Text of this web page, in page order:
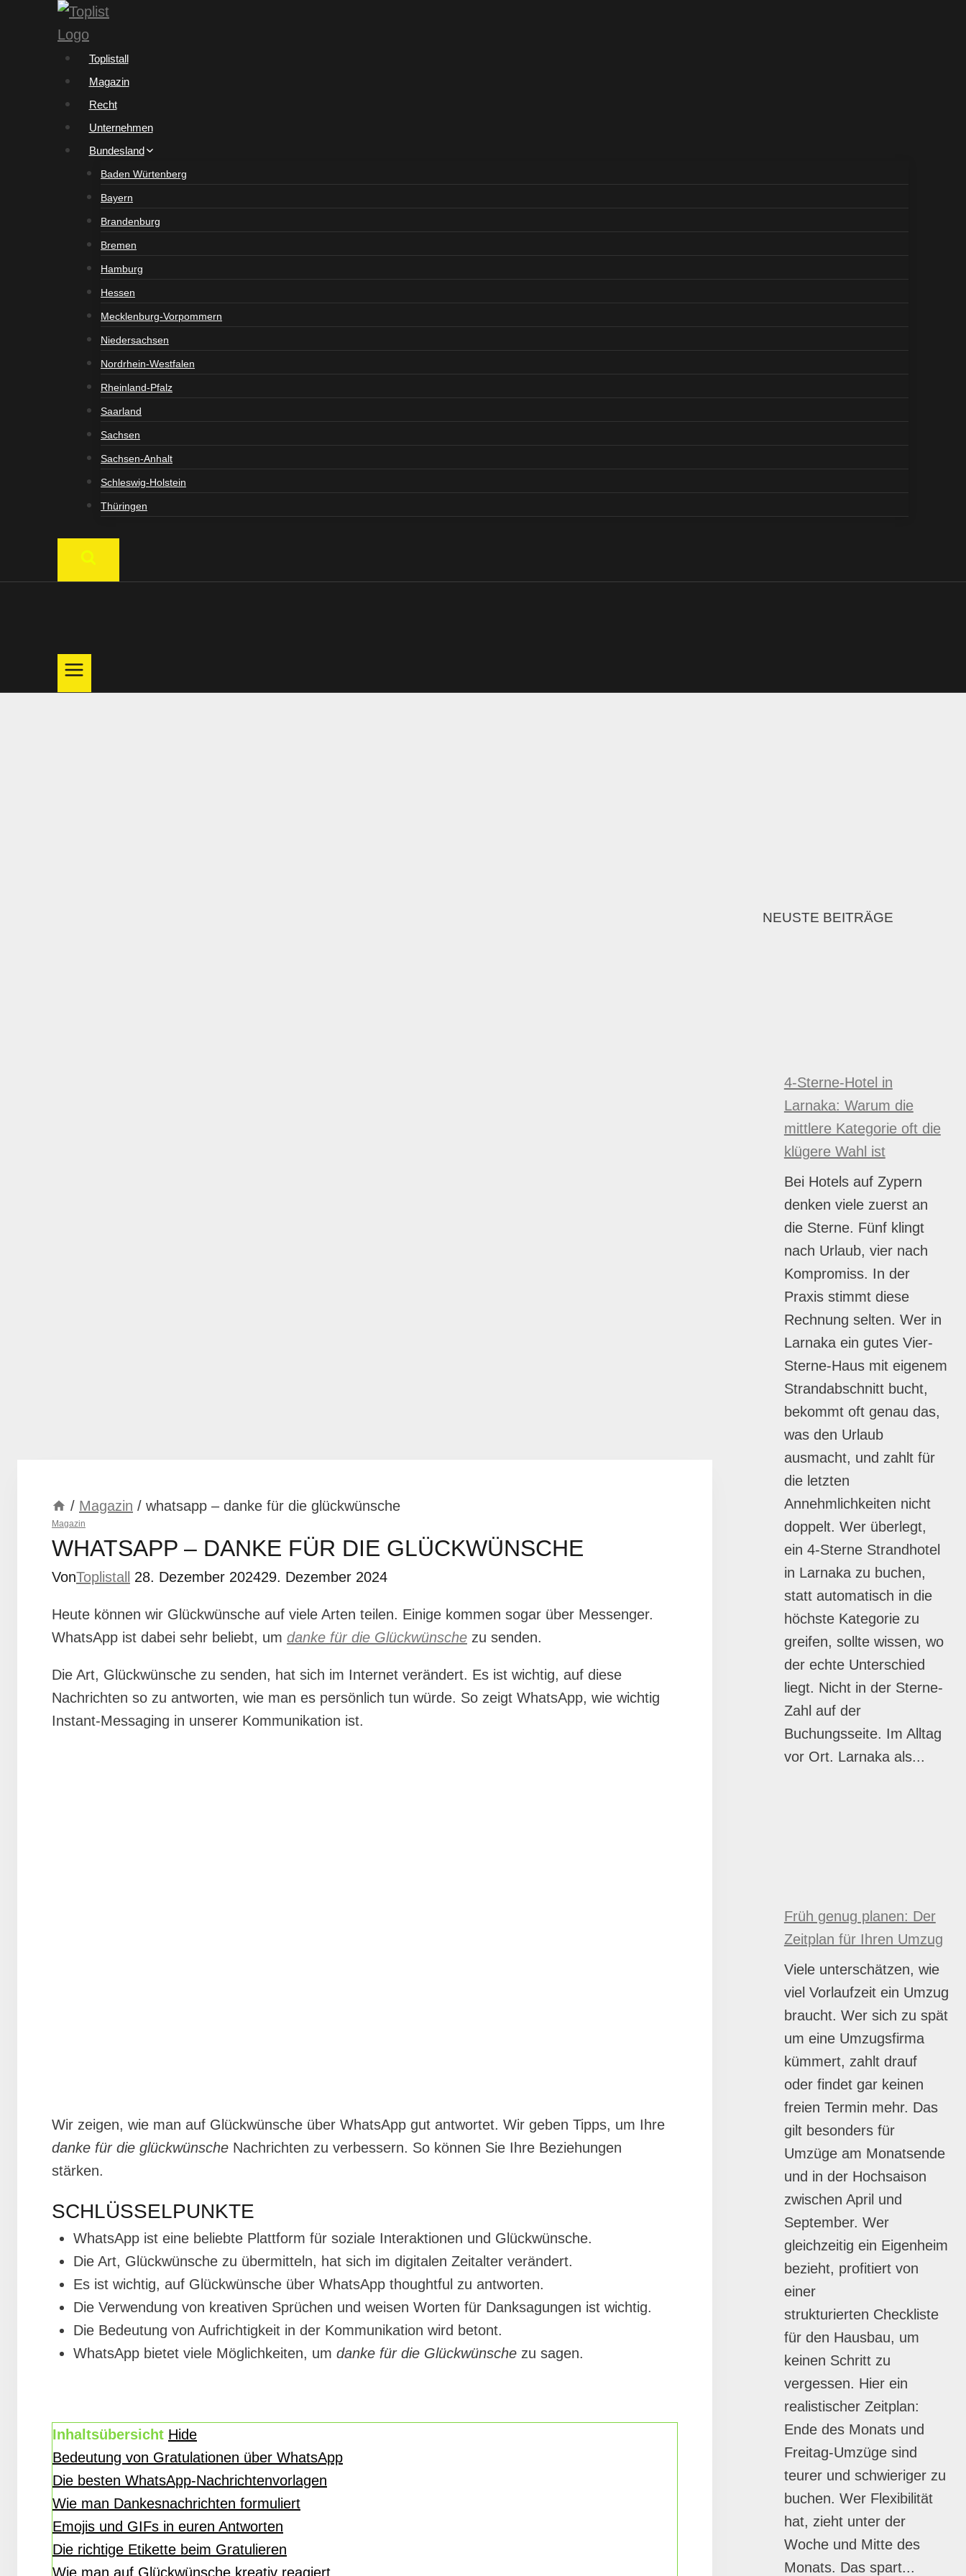
Toplistall
Magazin
Recht
Unternehmen
Bundesland
Baden Würtenberg
Bayern
Brandenburg
Bremen
Hamburg
Hessen
Mecklenburg-Vorpommern
Niedersachsen
Nordrhein-Westfalen
Rheinland-Pfalz
Saarland
Sachsen
Sachsen-Anhalt
Schleswig-Holstein
Thüringen
/ Magazin / whatsapp – danke für die glückwünsche
Magazin
WHATSAPP – DANKE FÜR DIE GLÜCKWÜNSCHE
VonToplistall 28. Dezember 202429. Dezember 2024
Heute können wir Glückwünsche auf viele Arten teilen. Einige kommen sogar über Messenger.
WhatsApp ist dabei sehr beliebt, um danke für die Glückwünsche zu senden.
Die Art, Glückwünsche zu senden, hat sich im Internet verändert. Es ist wichtig, auf diese
Nachrichten so zu antworten, wie man es persönlich tun würde. So zeigt WhatsApp, wie wichtig
Instant-Messaging in unserer Kommunikation ist.
Wir zeigen, wie man auf Glückwünsche über WhatsApp gut antwortet. Wir geben Tipps, um Ihre
danke für die glückwünsche Nachrichten zu verbessern. So können Sie Ihre Beziehungen
stärken.
SCHLÜSSELPUNKTE
WhatsApp ist eine beliebte Plattform für soziale Interaktionen und Glückwünsche.
Die Art, Glückwünsche zu übermitteln, hat sich im digitalen Zeitalter verändert.
Es ist wichtig, auf Glückwünsche über WhatsApp thoughtful zu antworten.
Die Verwendung von kreativen Sprüchen und weisen Worten für Danksagungen ist wichtig.
Die Bedeutung von Aufrichtigkeit in der Kommunikation wird betont.
WhatsApp bietet viele Möglichkeiten, um danke für die Glückwünsche zu sagen.
Inhaltsübersicht Hide
Bedeutung von Gratulationen über WhatsApp
Die besten WhatsApp-Nachrichtenvorlagen
Wie man Dankesnachrichten formuliert
Emojis und GIFs in euren Antworten
Die richtige Etikette beim Gratulieren
Wie man auf Glückwünsche kreativ reagiert
NEUSTE BEITRÄGE
4-Sterne-Hotel in
Larnaka: Warum die
mittlere Kategorie oft die
klügere Wahl ist
Bei Hotels auf Zypern
denken viele zuerst an
die Sterne. Fünf klingt
nach Urlaub, vier nach
Kompromiss. In der
Praxis stimmt diese
Rechnung selten. Wer in
Larnaka ein gutes Vier-
Sterne-Haus mit eigenem
Strandabschnitt bucht,
bekommt oft genau das,
was den Urlaub
ausmacht, und zahlt für
die letzten
Annehmlichkeiten nicht
doppelt. Wer überlegt,
ein 4-Sterne Strandhotel
in Larnaka zu buchen,
statt automatisch in die
höchste Kategorie zu
greifen, sollte wissen, wo
der echte Unterschied
liegt. Nicht in der Sterne-
Zahl auf der
Buchungsseite. Im Alltag
vor Ort. Larnaka als...
Früh genug planen: Der
Zeitplan für Ihren Umzug
Viele unterschätzen, wie
viel Vorlaufzeit ein Umzug
braucht. Wer sich zu spät
um eine Umzugsfirma
kümmert, zahlt drauf
oder findet gar keinen
freien Termin mehr. Das
gilt besonders für
Umzüge am Monatsende
und in der Hochsaison
zwischen April und
September. Wer
gleichzeitig ein Eigenheim
bezieht, profitiert von
einer
strukturierten Checkliste
für den Hausbau, um
keinen Schritt zu
vergessen. Hier ein
realistischer Zeitplan:
Ende des Monats und
Freitag-Umzüge sind
teurer und schwieriger zu
buchen. Wer Flexibilität
hat, zieht unter der
Woche und Mitte des
Monats. Das spart...